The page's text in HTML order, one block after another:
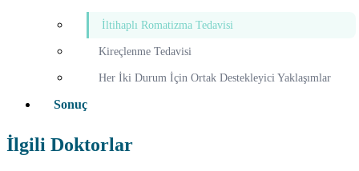
İltihaplı Romatizma Tedavisi
Kireçlenme Tedavisi
Her İki Durum İçin Ortak Destekleyici Yaklaşımlar
Sonuç
İlgili Doktorlar